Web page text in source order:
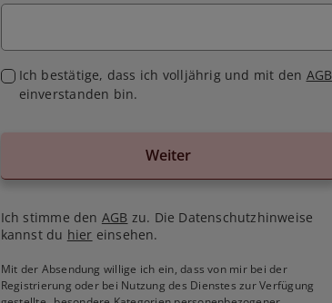
Ich bestätige, dass ich volljährig und mit den AGB
einverstanden bin.
Weiter
Ich stimme den AGB zu. Die Datenschutzhinweise
kannst du hier einsehen.
Mit der Absendung willige ich ein, dass von mir bei der
Registrierung oder bei Nutzung des Dienstes zur Verfügung